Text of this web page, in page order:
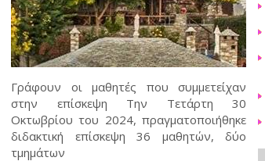
Γράφουν οι μαθητές που συμμετείχαν
στην επίσκεψη Την Τετάρτη 30
Οκτωβρίου του 2024, πραγματοποιήθηκε
διδακτική επίσκεψη 36 μαθητών, δύο
τμημάτων